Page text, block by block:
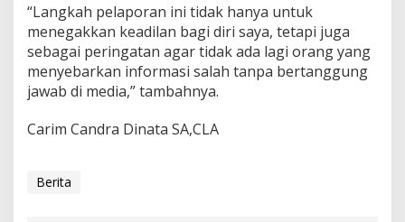
“Langkah pelaporan ini tidak hanya untuk
menegakkan keadilan bagi diri saya, tetapi juga
sebagai peringatan agar tidak ada lagi orang yang
menyebarkan informasi salah tanpa bertanggung
jawab di media,” tambahnya.
Carim Candra Dinata SA,CLA
Berita